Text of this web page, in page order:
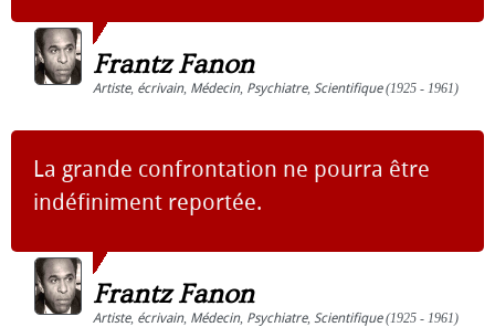
Frantz Fanon
Artiste, écrivain, Médecin, Psychiatre, Scientifique(1925 - 1961)
La grande confrontation ne pourra être
indéfiniment reportée.
Frantz Fanon
Artiste, écrivain, Médecin, Psychiatre, Scientifique(1925 - 1961)